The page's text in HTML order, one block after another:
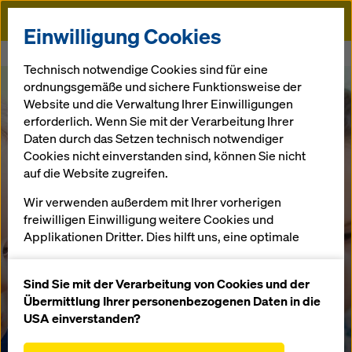
Doka
Familie und Beruf bestens vereinbar
Einwilligung Cookies
Technisch notwendige Cookies sind für eine
ordnungsgemäße und sichere Funktionsweise der
Website und die Verwaltung Ihrer Einwilligungen
erforderlich. Wenn Sie mit der Verarbeitung Ihrer
Daten durch das Setzen technisch notwendiger
Cookies nicht einverstanden sind, können Sie nicht
auf die Website zugreifen.
Wir verwenden außerdem mit Ihrer vorherigen
freiwilligen Einwilligung weitere Cookies und
Applikationen Dritter. Dies hilft uns, eine optimale
die Funktionalität unserer Website ständig zu
verbessern (Funktionale und Statistik Cookies),
Sind Sie mit der Verarbeitung von Cookies und der
Übermittlung Ihrer personenbezogenen Daten in die
USA einverstanden?